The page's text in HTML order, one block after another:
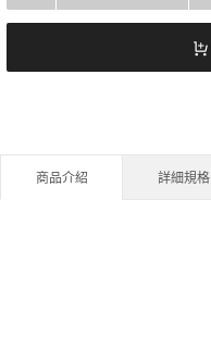
商品介紹 詳細規格